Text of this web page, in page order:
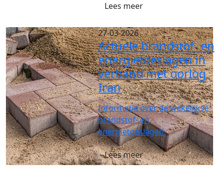
Lees meer
27-03-2026
Actuele brandstof- en
energietoeslagen in
verband met oorlog
Iran
Informatie over de wekelijkse
brandstof- en
energietoeslagen.
Lees meer